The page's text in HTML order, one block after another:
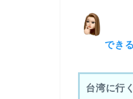
でき
台湾に行